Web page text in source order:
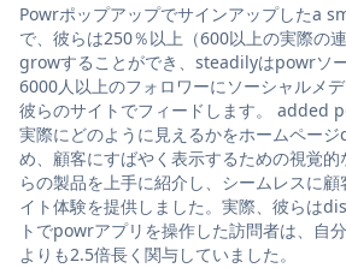
Powrポップアップでサインアップしたa
で、彼らは250％以上（600以上の実際の
growすることができ、steadilyはpowrソ
6000人以上のフォロワーにソーシャルメ
彼らのサイトでフィードします。 added
実際にどのように見えるかをホームペー
め、顧客にすばやく表示するための視覚
らの製品を上手に紹介し、シームレスに
イト体験を提供しました。実際、彼らは
トでpowrアプリを操作した訪問者は、自
よりも2.5倍長く関与していました。